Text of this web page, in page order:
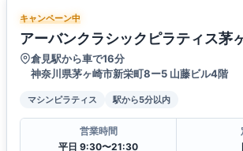
キャンペーン中
アーバンクラシックピラティス茅
倉見駅から車で16分
神奈川県茅ヶ崎市新栄町8ー5 山藤ビル4階
マシンピラティス 駅から5分以内
営業時間
平日 9:30〜21:30